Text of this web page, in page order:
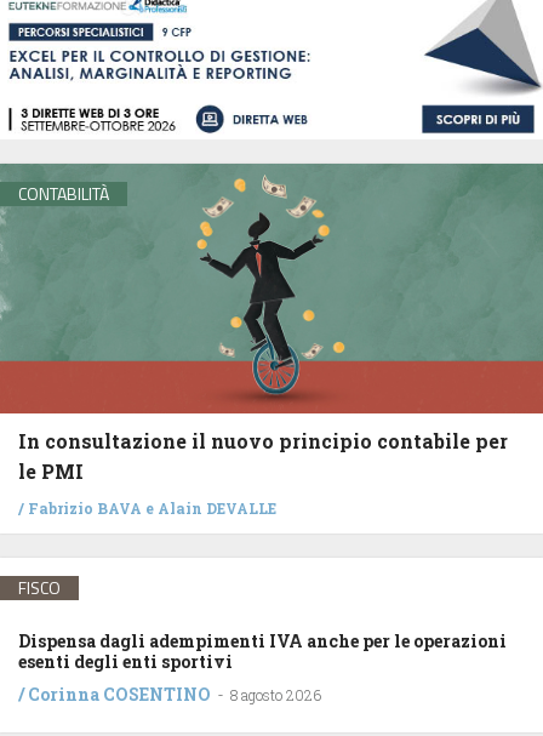
CONTABILITÀ
In consultazione il nuovo principio contabile per
le PMI
/ Fabrizio BAVA e Alain DEVALLE
FISCO
Dispensa dagli adempimenti IVA anche per le operazioni
esenti degli enti sportivi
/Corinna COSENTINO - 8 agosto 2026